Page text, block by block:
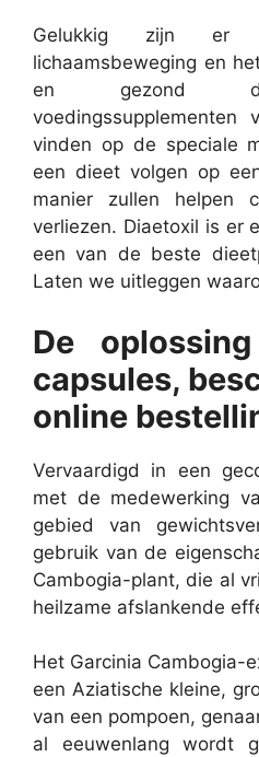
Gelukkig zijn er
lichaamsbeweging en
en gezond
vinden op de speciale
een dieet volgen op
manier zullen helpen
verliezen. Diaetoxil is er
een van de beste
Laten we uitleggen
De
capsules,
online
Vervaardigd in een
met de medewerking
gebied van
gebruik van de
Cambogia-plant, die al
heilzame afslankende
Het Garcinia Cambogia-
een Aziatische kleine,
van een pompoen,
al eeuwenlang wordt